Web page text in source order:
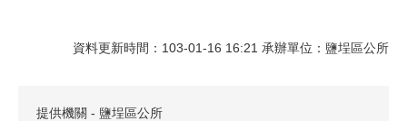
資料更新時間：103-01-16 16:21 承辦單位：鹽埕區公所
提供機關 - 鹽埕區公所